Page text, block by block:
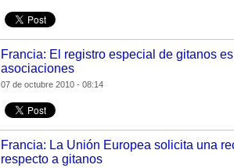
Francia: El registro especial de gitanos
asociaciones
07 de octubre 2010 - 08:14
Francia: La Unión Europea solicita una
respecto a gitanos